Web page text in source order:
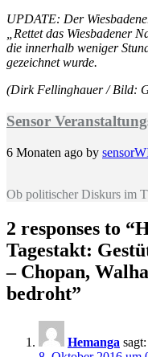
UPDATE: Der
„Rettet das Wiesbadener
die innerhalb weniger
gezeichnet wurde.
(Dirk Fellinghauer / Bild:
Sensor
6 Monaten ago by
Ob politischer Diskurs im
2 responses to “
Tagestakt:
– Chopan,
bedroht”
Hemanga sagt: